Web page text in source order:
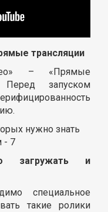
трансляции
– «Прямые
запуском
загружать и
специальное
такие ролики